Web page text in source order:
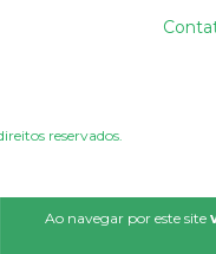
Ao navegar por este site
reservados.